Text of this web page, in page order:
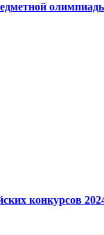
конкурсов